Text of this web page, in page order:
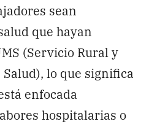
sean
que hayan
(Servicio Rural y
lo que significa
enfocada
hospitalarias o